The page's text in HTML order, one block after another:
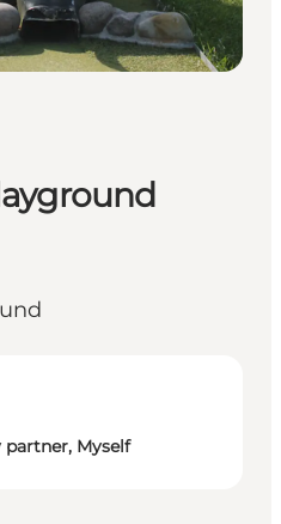
partner, Myself